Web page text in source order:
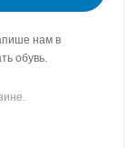
нам в
обувь.